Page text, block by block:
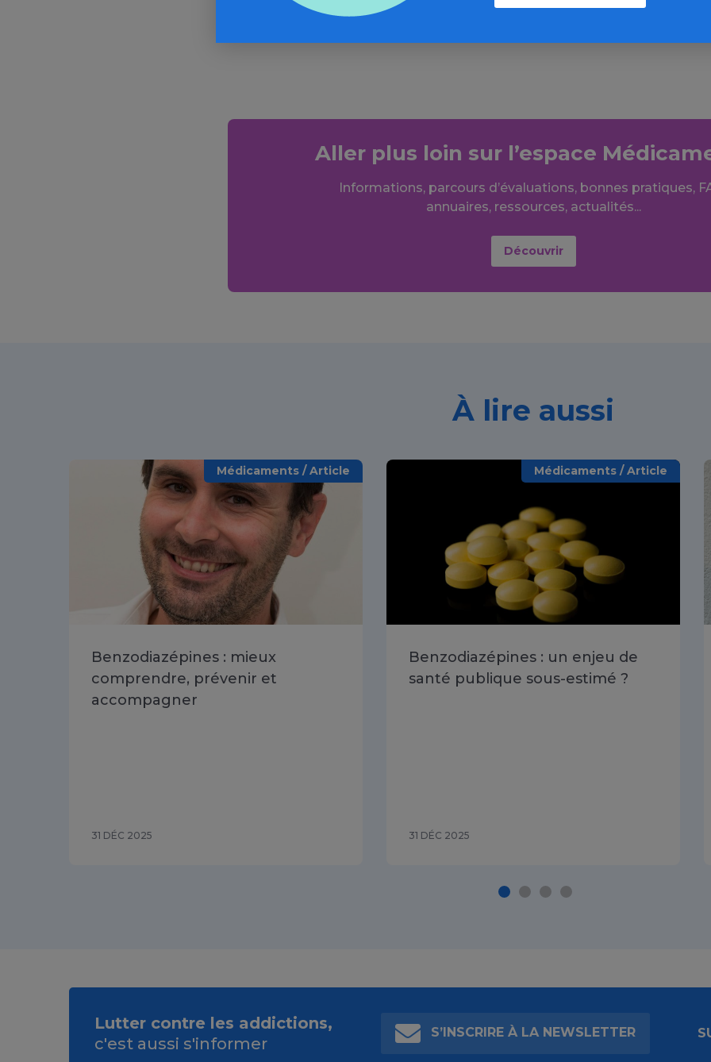
Aller plus loin sur l’espace
Informations, parcours d’évaluations, bonnes pratiques,
annuaires, ressources, actualités...
Découvrir
À lire aussi
Médicaments / Article
Benzodiazépines : mieux
comprendre, prévenir et
accompagner
31 DÉC 2025
Médicaments / Article
Benzodiazépines : un enjeu de
santé publique sous-estimé ?
31 DÉC 2025
Lutter contre les addictions,
c'est aussi s'informer
S’INSCRIRE À LA NEWSLETTER